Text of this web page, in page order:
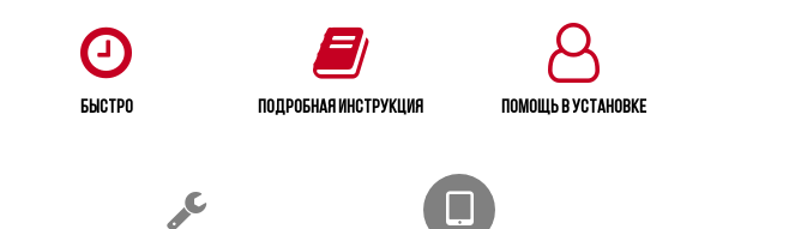
Быстро Подробная инструкция Помощь в установке